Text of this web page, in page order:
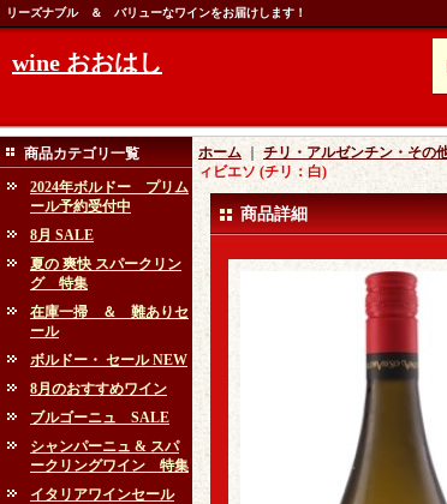
リーズナブル ＆ バリューなワインをお届けします！
wine おおはし
商品カテゴリ一覧
2024年ボルドー プリム
ール予約受付中
8月 SALE
夏の 爽快 スパークリン
グ 特集
在庫一掃 ＆ 難ありセ
ール
ボルドー・ セール NEW
8月のおすすめワイン
ブルゴーニュ SALE
シャンパーニュ & スパ
ークリングワイン 特集
イタリアワインセール
ホーム チリ・アルゼンチン・その
ィビエソ (チリ：白)
商品詳細